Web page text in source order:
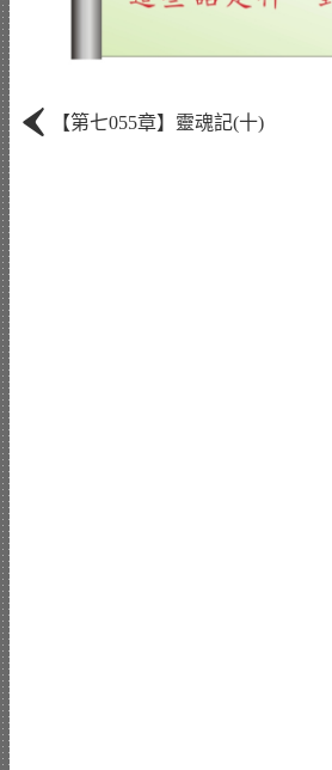
‹ 【第七055章】靈魂記(十)